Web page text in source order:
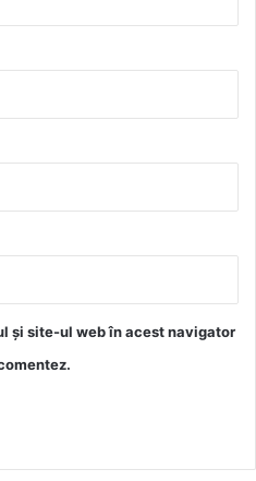
și site-ul web în acest navigator